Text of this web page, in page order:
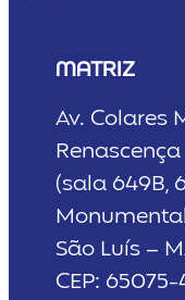
MATRIZ
Av. Colares
Renascença
(sala 649B,
São Luís –
CEP: 65075-